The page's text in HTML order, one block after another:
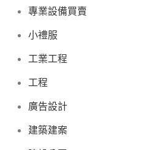
專業設備買賣
小禮服
工業工程
工程
廣告設計
建築建案